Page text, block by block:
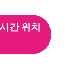
간 위치